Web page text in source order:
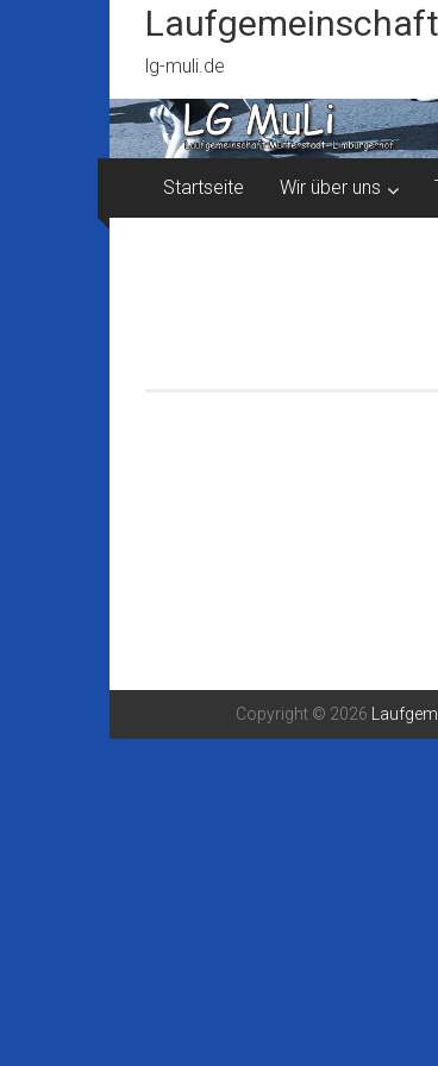
Inhalt
springenlg-muli.de
Startseite Wir über uns
Copyright © 2026